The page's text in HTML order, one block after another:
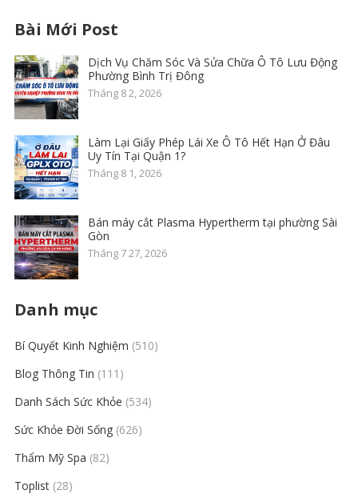
Bài Mới Post
Dịch Vụ Chăm Sóc Và Sửa Chữa Ô Tô Lưu Động
Phường Bình Trị Đông
Tháng 8 2, 2026
Làm Lại Giấy Phép Lái Xe Ô Tô Hết Hạn Ở Đâu
Uy Tín Tại Quận 1?
Tháng 8 1, 2026
Bán máy cắt Plasma Hypertherm tại phường Sài
Gòn
Tháng 7 27, 2026
Danh mục
Bí Quyết Kinh Nghiệm (510)
Blog Thông Tin (111)
Danh Sách Sức Khỏe (534)
Sức Khỏe Đời Sống(626)
Thẩm Mỹ Spa (82)
Toplist(28)